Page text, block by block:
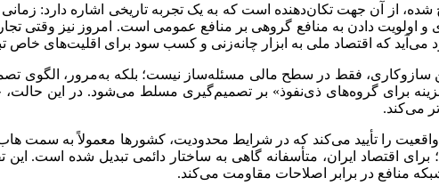
از آن جهت تکان‌دهنده است که به یک تجربه تاریخی اشاره دارد:
و اولویت دادن به منافع گروهی بر منافع عمومی است. امروز نیز
می‌آید که اقتصاد ملی به ابزار چانه‌زنی و کسب سود برای اقلیت‌های
سازوکاری، فقط در سطح مالی مسئله‌ساز نیست؛ بلکه به‌مرور، الگوی
برای گروه‌های ذی‌نفوذ» بر تصمیم‌گیری مسلط می‌شود. در این
می‌کند.
واقعیت را تأیید می‌کند که در شرایط محدودیت، کشورها معمولاً به سمت
اقتصاد ایران، متأسفانه گاهی به ساختار دائمی تبدیل شده است.
منافع در برابر اصلاحات مقاومت می‌کند.